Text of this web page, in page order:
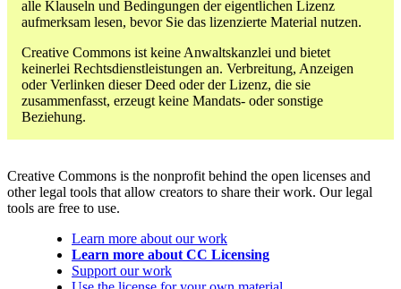
alle Klauseln und Bedingungen der eigentlichen Lizenz
aufmerksam lesen, bevor Sie das lizenzierte Material nutzen.
Creative Commons ist keine Anwaltskanzlei und bietet
keinerlei Rechtsdienstleistungen an. Verbreitung, Anzeigen
oder Verlinken dieser Deed oder der Lizenz, die sie
zusammenfasst, erzeugt keine Mandats- oder sonstige
Beziehung.
Creative Commons is the nonprofit behind the open licenses and
other legal tools that allow creators to share their work. Our legal
tools are free to use.
Learn more about our work
Learn more about CC Licensing
Support our work